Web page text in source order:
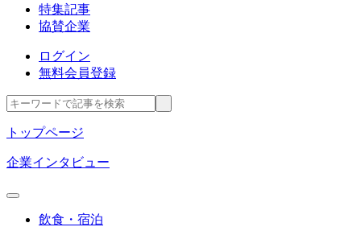
特集記事
協賛企業
ログイン
無料会員登録
トップページ
企業インタビュー
飲食・宿泊